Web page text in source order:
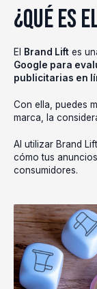
¿Qué es
El Brand Lift es
Google para
publicitarias en
Con ella, puedes
marca, la
Al utilizar Brand
cómo tus
consumidores.